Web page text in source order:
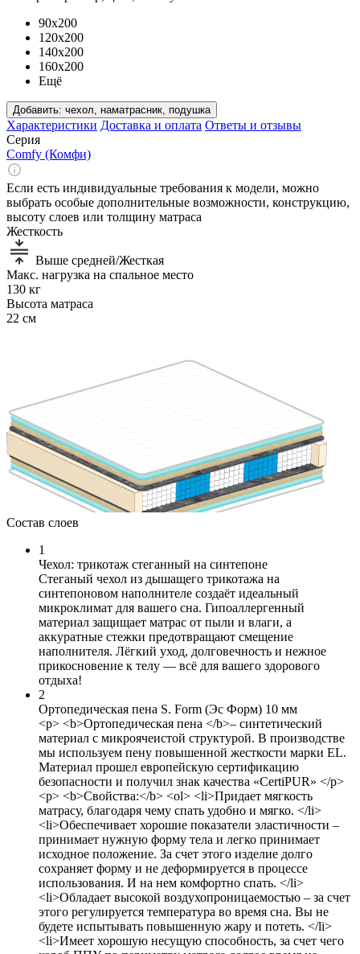
90x200
120x200
140x200
160x200
Ещё
Добавить: чехол, наматрасник, подушка
Характеристики Доставка и оплата Ответы и отзывы
Серия
Comfy (Комфи)
Если есть индивидуальные требования к модели, можно
выбрать особые дополнительные возможности, конструкцию,
высоту слоев или толщину матраса
Жесткость
Выше средней/Жесткая
Макс. нагрузка на спальное место
130 кг
Высота матраса
22 см
Состав слоев
1
Чехол: трикотаж стеганный на синтепоне
Стеганый чехол из дышащего трикотажа на
синтепоновом наполнителе создаёт идеальный
микроклимат для вашего сна. Гипоаллергенный
материал защищает матрас от пыли и влаги, а
аккуратные стежки предотвращают смещение
наполнителя. Лёгкий уход, долговечность и нежное
прикосновение к телу — всё для вашего здорового
отдыха!
2
Ортопедическая пена S. Form (Эс Форм) 10 мм
<p> <b>Ортопедическая пена </b>– синтетический
материал с микроячеистой структурой. В производстве
мы используем пену повышенной жесткости марки EL.
Материал прошел европейскую сертификацию
безопасности и получил знак качества «CertiPUR» </p>
<p> <b>Свойства:</b> <ol> <li>Придает мягкость
матрасу, благодаря чему спать удобно и мягко. </li>
<li>Обеспечивает хорошие показатели эластичности –
принимает нужную форму тела и легко принимает
исходное положение. За счет этого изделие долго
сохраняет форму и не деформируется в процессе
использования. И на нем комфортно спать. </li>
<li>Обладает высокой воздухопроницаемостью – за счет
этого регулируется температура во время сна. Вы не
будете испытывать повышенную жару и потеть. </li>
<li>Имеет хорошую несущую способность, за счет чего